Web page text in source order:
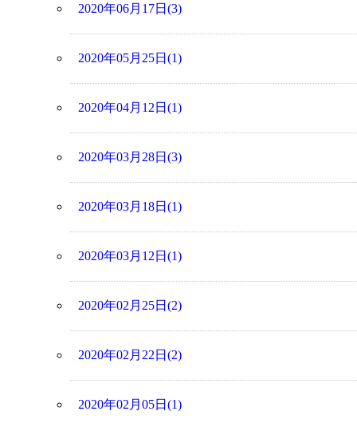
2020年06月17日(3)
2020年05月25日(1)
2020年04月12日(1)
2020年03月28日(3)
2020年03月18日(1)
2020年03月12日(1)
2020年02月25日(2)
2020年02月22日(2)
2020年02月05日(1)